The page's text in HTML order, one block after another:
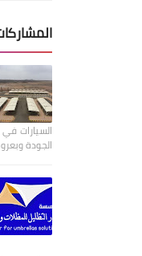
السيارات
الجودة